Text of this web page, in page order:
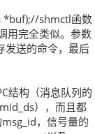
*buf);//shmctl函数
用完全类似。参数
发送的命令，最后
结构（消息队列的
），而且都
，信号量的